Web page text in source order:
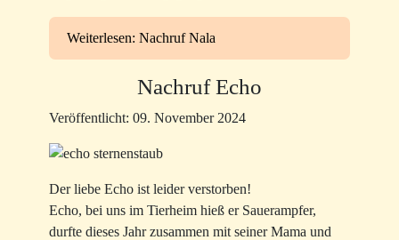
Weiterlesen: Nachruf Nala
Nachruf Echo
Veröffentlicht: 09. November 2024
Der liebe Echo ist leider verstorben!
Echo, bei uns im Tierheim hieß er Sauerampfer,
durfte dieses Jahr zusammen mit seiner Mama und